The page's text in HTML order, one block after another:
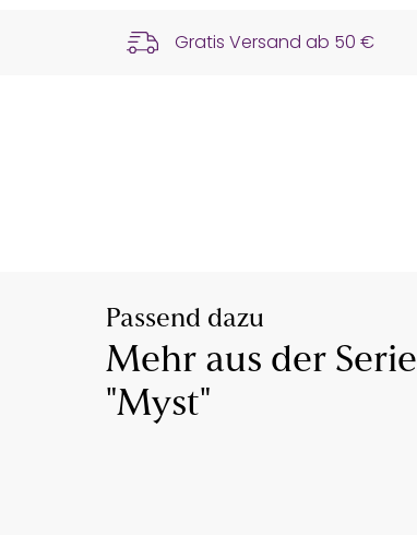
Gratis Versand ab 50 €
Passend dazu
Mehr aus der Serie
"Myst"